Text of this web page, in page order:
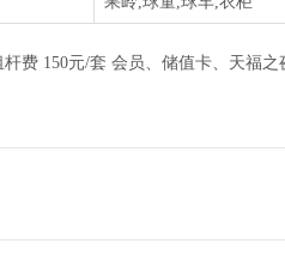
杆费 150元/套 会员、储值卡、天福